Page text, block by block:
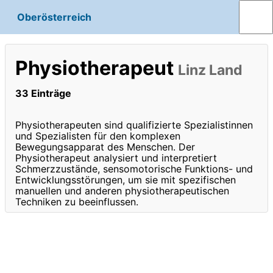
Oberösterreich
Physiotherapeut Linz Land
33 Einträge
Physiotherapeuten sind qualifizierte Spezialistinnen
und Spezialisten für den komplexen
Bewegungsapparat des Menschen. Der
Physiotherapeut analysiert und interpretiert
Schmerzzustände, sensomotorische Funktions- und
Entwicklungsstörungen, um sie mit spezifischen
manuellen und anderen physiotherapeutischen
Techniken zu beeinflussen.